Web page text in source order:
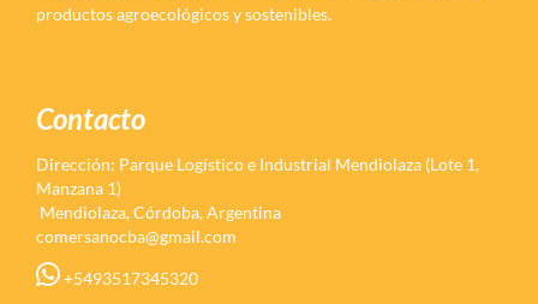
productos agroecológicos y sostenibles.
Contacto
Dirección: Parque Logístico e Industrial Mendiolaza (Lote 1,
Manzana 1)
Mendiolaza, Córdoba, Argentina
comersanocba@gmail.com
+5493517345320